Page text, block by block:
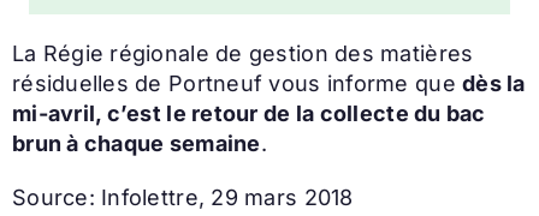
La Régie régionale de gestion des matières
résiduelles de Portneuf vous informe quedès la
mi-avril, c’est le retour de la collecte du bac
brun à chaque semaine.
Source: Infolettre, 29 mars 2018